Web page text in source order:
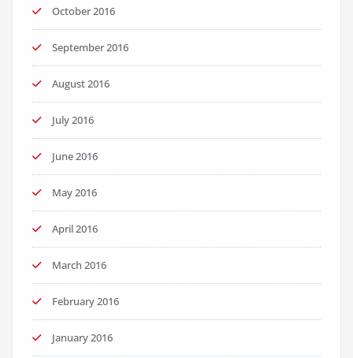
October 2016
September 2016
August 2016
July 2016
June 2016
May 2016
April 2016
March 2016
February 2016
January 2016